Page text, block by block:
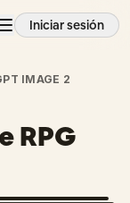
Iniciar sesión
IMAGE 2
RPG